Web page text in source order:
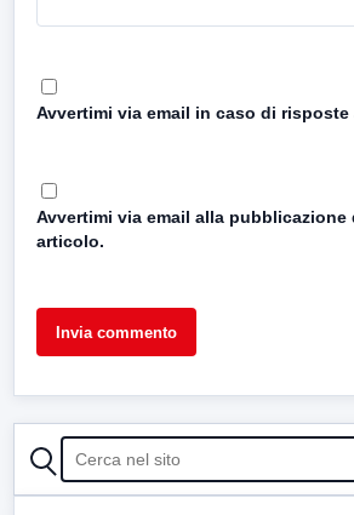
Avvertimi via email in caso di risposte
Avvertimi via email alla pubblicazione
articolo.
CERCA